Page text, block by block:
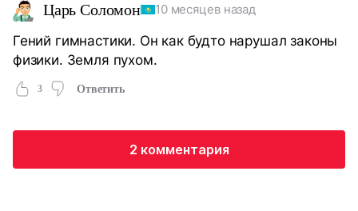
Царь Соломон 10 месяцев назад
Гений гимнастики. Он как будто нарушал законы
физики. Земля пухом.
3 Ответить
2 комментария